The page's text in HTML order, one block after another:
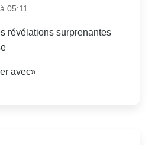
05:11
révélations surprenantes
avec»